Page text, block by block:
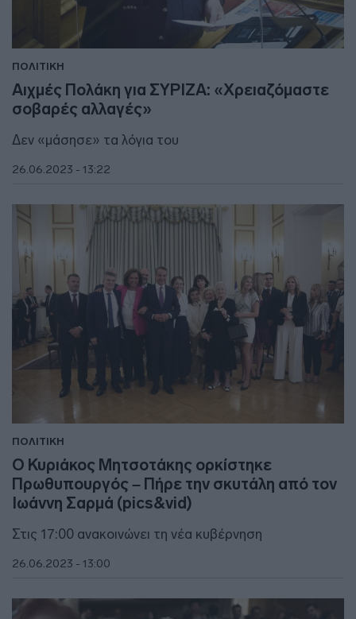
ΠΟΛΙΤΙΚΗ
Αιχμές Πολάκη για ΣΥΡΙΖΑ: «Χρειαζόμαστε
σοβαρές αλλαγές»
Δεν «μάσησε» τα λόγια του
26.06.2023 - 13:22
ΠΟΛΙΤΙΚΗ
Ο Κυριάκος Μητσοτάκης ορκίστηκε
Πρωθυπουργός – Πήρε την σκυτάλη από τον
Ιωάννη Σαρμά (pics&vid)
Στις 17:00 ανακοινώνει τη νέα κυβέρνηση
26.06.2023 - 13:00